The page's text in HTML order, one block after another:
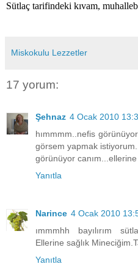
Sütlaç tarifindeki kıvam,
Miskokulu Lezzetler
17 yorum:
Şehnaz 4 Ocak 2010
hımmmm..nefis
görsem yapmak
görünüyor canım...ellerine
Yanıtla
Narince 4 Ocak 2010
ımmmhh bayılırım
Ellerine sağlık
Yanıtla